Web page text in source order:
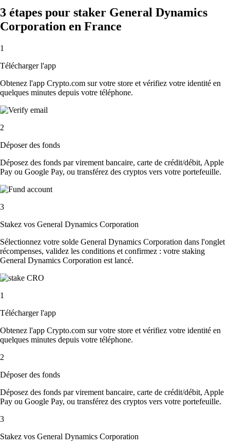
3 étapes pour staker General Dynamics
Corporation en France
1
Télécharger l'app
Obtenez l'app Crypto.com sur votre store et vérifiez votre identité en
quelques minutes depuis votre téléphone.
2
Déposer des fonds
Déposez des fonds par virement bancaire, carte de crédit/débit, Apple
Pay ou Google Pay, ou transférez des cryptos vers votre portefeuille.
3
Stakez vos General Dynamics Corporation
Sélectionnez votre solde General Dynamics Corporation dans l'onglet
récompenses, validez les conditions et confirmez : votre staking
General Dynamics Corporation est lancé.
1
Télécharger l'app
Obtenez l'app Crypto.com sur votre store et vérifiez votre identité en
quelques minutes depuis votre téléphone.
2
Déposer des fonds
Déposez des fonds par virement bancaire, carte de crédit/débit, Apple
Pay ou Google Pay, ou transférez des cryptos vers votre portefeuille.
3
Stakez vos General Dynamics Corporation